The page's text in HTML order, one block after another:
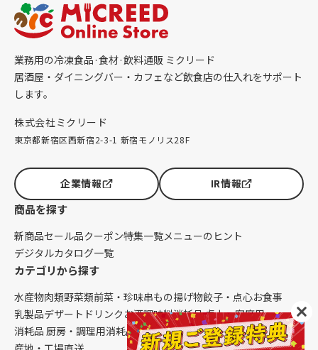
業務用の冷凍食品·食材·飲料通販 ミクリード
居酒屋・ダイニングバー・カフェなど飲食店の仕入れをサポート
します。
株式会社ミクリード
東京都新宿区西新宿2-3-1 新宿モノリス28F
企業情報 IR情報
商品を探す
新商品セール品クーポン特集一覧メニューのヒント
デジタルカタログ一覧
カテゴリから探す
水産物肉類野菜類前菜・珍味串もの揚げ物餃子・点心お食事
乳製品デザート ドリンク お酒調味料消耗品 卓上・客席用
消耗品 厨房・調理用消耗品 クレンリネス生鮮品（配送便限定）